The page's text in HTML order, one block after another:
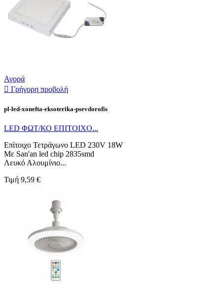
Αγορά
 Γρήγορη προβολή
pl-led-xonefta-eksoterika-psevdorofis
LED ΦΩΤ/ΚΟ ΕΠΙΤΟΙΧΟ...
Επίτοιχο Τετράγωνο LED 230V 18W
Με San'an led chip 2835smd
Λευκό Αλουμίνιο...
Τιμή 9,59 €